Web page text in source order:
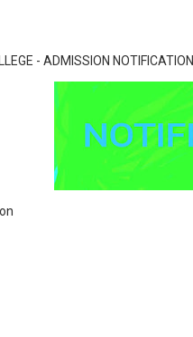
- ADMISSION NOTIFICATION